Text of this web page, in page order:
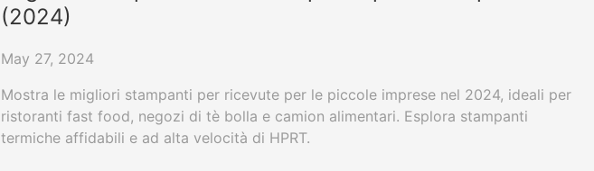
(2024)
May 27, 2024
Mostra le migliori stampanti per ricevute per le piccole imprese nel 2024, ideali per
ristoranti fast food, negozi di tè bolla e camion alimentari. Esplora stampanti
termiche affidabili e ad alta velocità di HPRT.